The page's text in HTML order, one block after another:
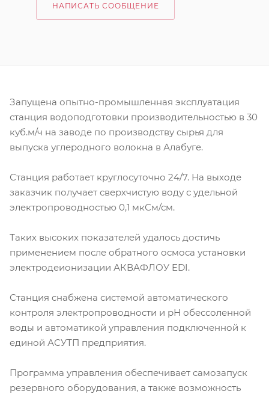
НАПИСАТЬ СООБЩЕНИЕ
Запущена опытно-промышленная эксплуатация
станция водоподготовки производительностью в 30
куб.м/ч на заводе по производству сырья для
выпуска углеродного волокна в Алабуге.
Станция работает круглосуточно 24/7. На выходе
заказчик получает сверхчистую воду с удельной
электропроводностью 0,1 мкСм/см.
Таких высоких показателей удалось достичь
применением после обратного осмоса установки
электродеионизации АКВАФЛОУ EDI.
Станция снабжена системой автоматического
контроля электропроводности и рН обессоленной
воды и автоматикой управления подключенной к
единой АСУТП предприятия.
Программа управления обеспечивает самозапуск
резервного оборудования, а также возможность